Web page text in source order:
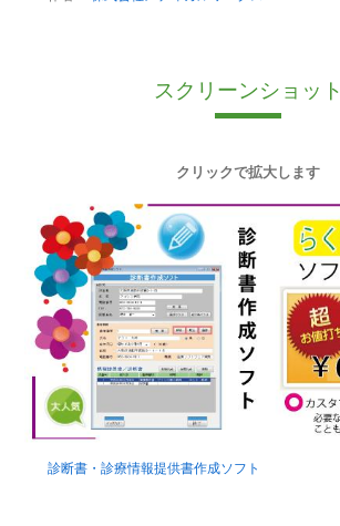
スクリーンショット
クリックで拡大します
診断書・診療情報提供書作成ソフト